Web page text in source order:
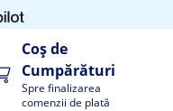
Coș de
Cumpărături
Spre finalizarea
comenzii de plată